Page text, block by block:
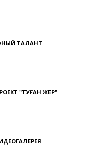
ТАЛАНТ
"ТУҒАН ЖЕР"